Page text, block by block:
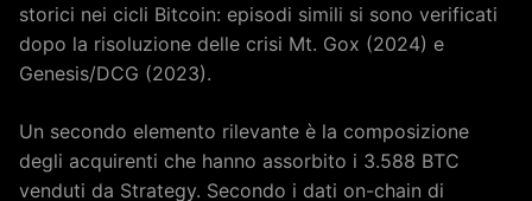
storici nei cicli Bitcoin: episodi simili si sono verificati
dopo la risoluzione delle crisi Mt. Gox (2024) e
Genesis/DCG (2023).
Un secondo elemento rilevante è la composizione
degli acquirenti che hanno assorbito i 3.588 BTC
venduti da Strategy. Secondo i dati on-chain di